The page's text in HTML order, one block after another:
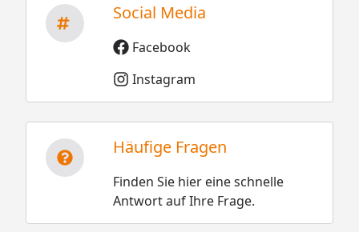
Social Media
Facebook
Instagram
Häufige Fragen
Finden Sie hier eine schnelle
Antwort auf Ihre Frage.